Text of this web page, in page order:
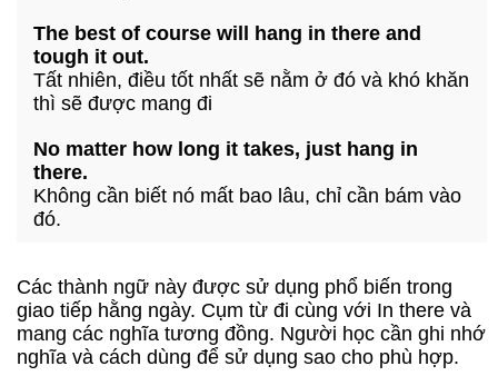
The best of course will hang in there and
tough it out.
Tất nhiên, điều tốt nhất sẽ nằm ở đó và khó khăn
thì sẽ được mang đi
No matter how long it takes, just hang in
there.
Không cần biết nó mất bao lâu, chỉ cần bám vào
đó.
Các thành ngữ này được sử dụng phổ biến trong
giao tiếp hằng ngày. Cụm từ đi cùng với In there và
mang các nghĩa tương đồng. Người học cần ghi nhớ
nghĩa và cách dùng để sử dụng sao cho phù hợp.